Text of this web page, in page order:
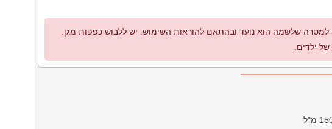
שלשמה הוא נועד ובהתאם להוראות השימוש. יש ללבוש כפפות מגן.
ילדים.